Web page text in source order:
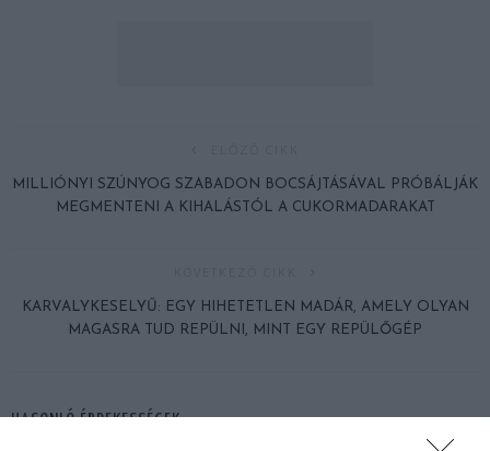
MILLIÓNYI SZÚNYOG SZABADON BOCSÁJTÁSÁVAL PRÓBÁLJÁK
MEGMENTENI A KIHALÁSTÓL A CUKORMADARAKAT
KARVALYKESELYŰ: EGY HIHETETLEN MADÁR, AMELY OLYAN
MAGASRA TUD REPÜLNI, MINT EGY REPÜLŐGÉP
HASONLÓ ÉRDEKESSÉGEK